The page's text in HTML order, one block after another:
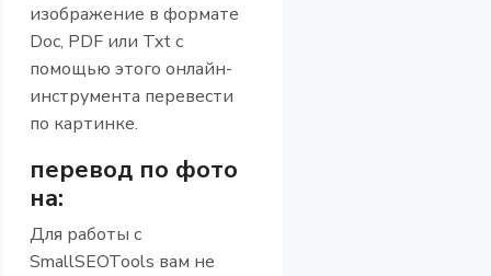
изображение в формате
Doc, PDF или Txt с
помощью этого онлайн-
инструмента перевести
по картинке.
перевод по фото
на:
Для работы с
SmallSEOTools вам не